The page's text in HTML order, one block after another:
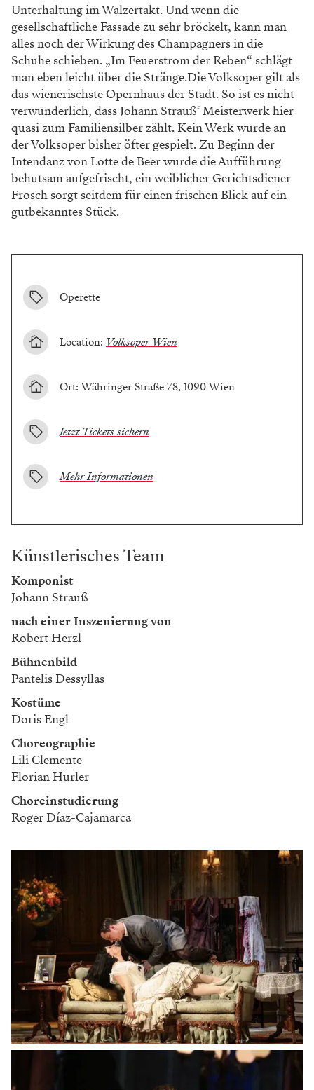
Unterhaltung im Walzertakt. Und wenn die
gesellschaftliche Fassade zu sehr bröckelt, kann man
alles noch der Wirkung des Champagners in die
Schuhe schieben. „Im Feuerstrom der Reben“ schlägt
man eben leicht über die Stränge.Die Volksoper gilt als
das wienerischste Opernhaus der Stadt. So ist es nicht
verwunderlich, dass Johann Strauß‘ Meisterwerk hier
quasi zum Familiensilber zählt. Kein Werk wurde an
der Volksoper bisher öfter gespielt. Zu Beginn der
Intendanz von Lotte de Beer wurde die Aufführung
behutsam aufgefrischt, ein weiblicher Gerichtsdiener
Frosch sorgt seitdem für einen frischen Blick auf ein
gutbekanntes Stück.
Operette
Location: Volksoper Wien
Ort: Währinger Straße 78, 1090 Wien
Jetzt Tickets sichern
Mehr Informationen
Künstlerisches Team
Komponist
Johann Strauß
nach einer Inszenierung von
Robert Herzl
Bühnenbild
Pantelis Dessyllas
Kostüme
Doris Engl
Choreographie
Lili Clemente
Florian Hurler
Choreinstudierung
Roger Díaz-Cajamarca